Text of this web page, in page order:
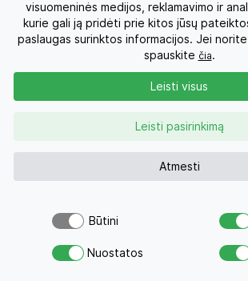
Užsiprenumeruodamas (-a) sutinku su
politika.
Savo svajonių
visuomeninės medijos, reklamavimo ir
kurie gali ją pridėti prie kitos jūsų
paslaugas surinktos informacijos. Jei
spauskite čia.
Atmesti
Leisti pasirinkimą
Leisti visus
Būtini
Nuostatos